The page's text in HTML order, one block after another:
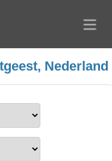
Nederland